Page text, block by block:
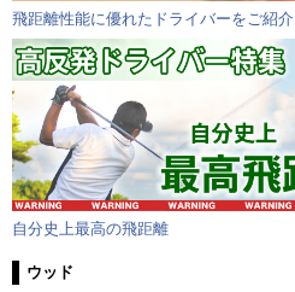
飛距離性能に優れたドライバーをご紹介
自分史上最高の飛距離
ウッド